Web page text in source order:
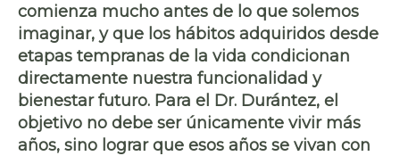
comienza mucho antes de lo que solemos
imaginar, y que los hábitos adquiridos desde
etapas tempranas de la vida condicionan
directamente nuestra funcionalidad y
bienestar futuro. Para el Dr. Durántez, el
objetivo no debe ser únicamente vivir más
años, sino lograr que esos años se vivan con